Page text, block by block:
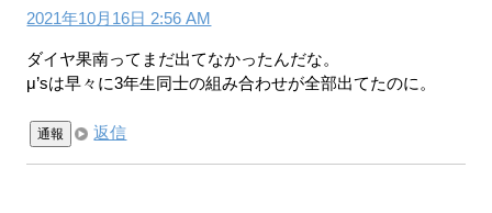
2021年10月16日 2:56 AM
ダイヤ果南ってまだ出てなかったんだな。
μ’sは早々に3年生同士の組み合わせが全部出てたのに。
通報 返信